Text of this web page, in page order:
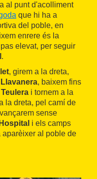
al punt d'acolliment
que hi ha a
del poble, en
enrere és la
elevat, per seguir
.
, girem a la dreta,
Llavanera, baixem fins
Teulera i tornem a la
la dreta, pel camí de
sense
i els camps
aparèixer al poble de